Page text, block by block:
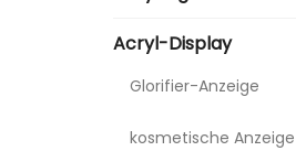
Acryl-Display
Glorifier-Anzeige
kosmetische Anzeige